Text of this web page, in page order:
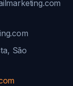
São